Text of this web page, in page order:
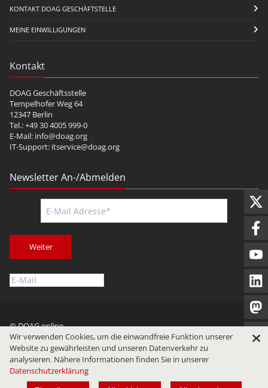
KONTAKT DOAG GESCHÄFTSTELLE
MEINE EINWILLIGUNGEN
Kontakt
DOAG Geschäftsstelle
Tempelhofer Weg 64
12347 Berlin
Tel.: +49 30 4005 999-0
E-Mail: info@doag.org
IT-Support: itservice@doag.org
Newsletter An-/Abmelden
Weiter
© DOAG online
Impressum
Datenschutz Nutzungsbedingungen
Wir verwenden Cookies, um die einwandfreie Funktion unserer
Website zu gewährleisten und unseren Datenverkehr zu
analysieren. Nähere Informationen finden Sie in unserer
Datenschutzerklärung